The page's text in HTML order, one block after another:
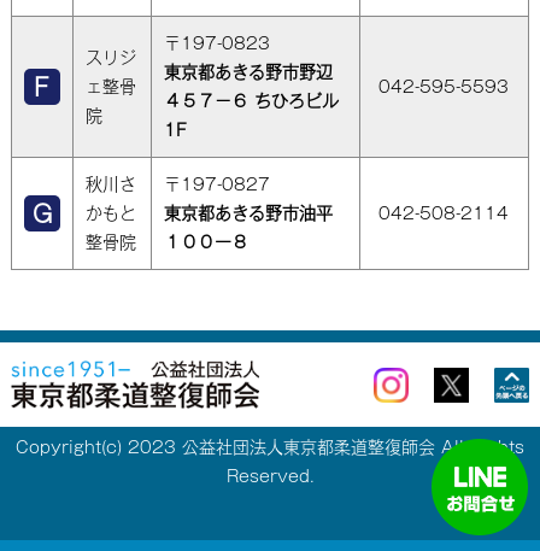
スリジ
ェ整骨
院
〒197-0823
東京都あきる野市野辺
４５７－６ ちひろビル
1F
042-595-5593
秋川さ
かもと
整骨院
〒197-0827
東京都あきる野市油平
１００ー８
042-508-2114
Copyright(c) 2023 公益社団法人東京都柔道整復師会 All Rights
Reserved.